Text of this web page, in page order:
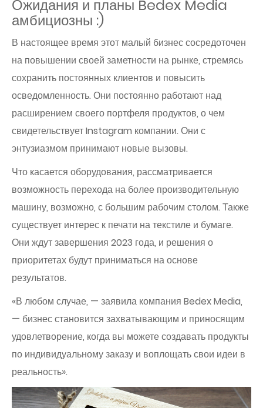
Ожидания и планы Bedex Media
амбициозны :)
В настоящее время этот малый бизнес сосредоточен
на повышении своей заметности на рынке, стремясь
сохранить постоянных клиентов и повысить
осведомленность. Они постоянно работают над
расширением своего портфеля продуктов, о чем
свидетельствует Instagram компании. Они с
энтузиазмом принимают новые вызовы.
Что касается оборудования, рассматривается
возможность перехода на более производительную
машину, возможно, с большим рабочим столом. Также
существует интерес к печати на текстиле и бумаге.
Они ждут завершения 2023 года, и решения о
приоритетах будут приниматься на основе
результатов.
«В любом случае, — заявила компания Bedex Media,
— бизнес становится захватывающим и приносящим
удовлетворение, когда вы можете создавать продукты
по индивидуальному заказу и воплощать свои идеи в
реальность».